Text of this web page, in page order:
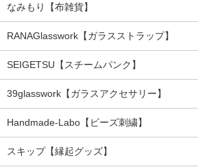
なみもり【布雑貨】
RANAGlasswork【ガラスストラップ】
SEIGETSU【スチームパンク】
39glasswork【ガラスアクセサリー】
Handmade-Labo【ビーズ刺繍】
スキップ【縁起グッズ】